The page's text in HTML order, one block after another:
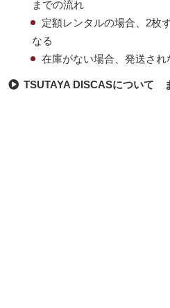
までの流れ
定額レンタルの場合、2枚
なる
在庫がない場合、発送され
TSUTAYA DISCASについて